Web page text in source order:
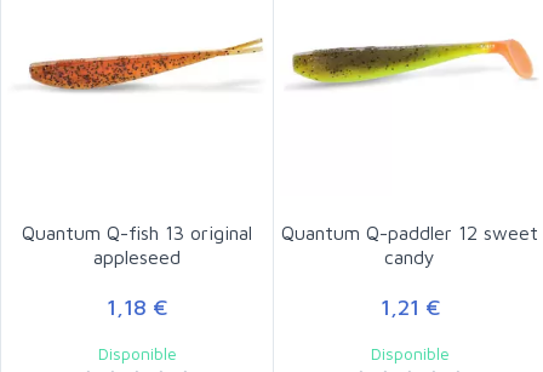
Quantum Q-fish 13 original
appleseed
1,18 €
Disponible
Quantum Q-paddler 12 sweet
candy
1,21 €
Disponible